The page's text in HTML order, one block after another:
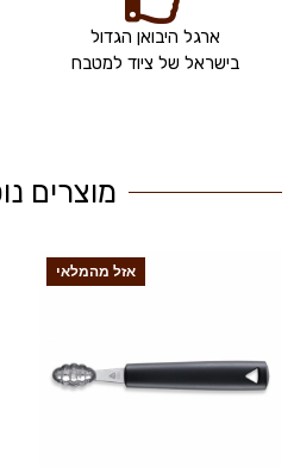
ארגל היבואן הגדול
בישראל של ציוד למטבח
מוצרים
אזל מהמלאי